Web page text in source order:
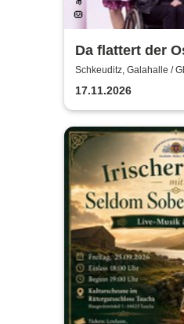
Da flattert der
H.Blank, A.
Köbernick
Schkeuditz, Galahalle /
17.11.2026